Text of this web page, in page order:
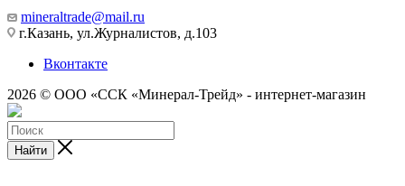
mineraltrade@mail.ru
г.Казань, ул.Журналистов, д.103
Вконтакте
2026 © ООО «ССК «Минерал-Трейд» - интернет-магазин
Найти